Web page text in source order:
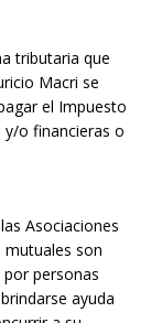
tributaria que
Macri se
el Impuesto
y/o financieras o
Asociaciones
mutuales son
personas
ayuda